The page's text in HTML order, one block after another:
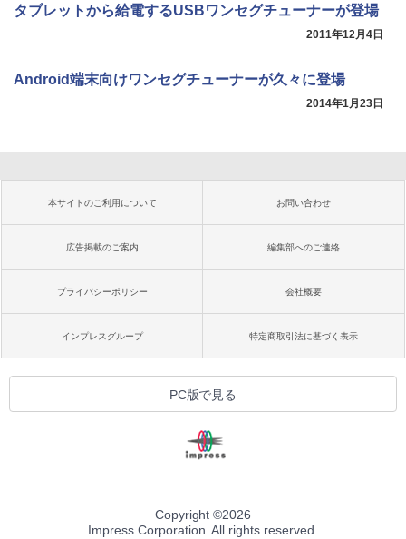
タブレットから給電するUSBワンセグチューナーが登場
2011年12月4日
Android端末向けワンセグチューナーが久々に登場
2014年1月23日
本サイトのご利用について お問い合わせ
広告掲載のご案内 編集部へのご連絡
プライバシーポリシー 会社概要
インプレスグループ 特定商取引法に基づく表示
PC版で見る
Copyright ©2026
Impress Corporation. All rights reserved.